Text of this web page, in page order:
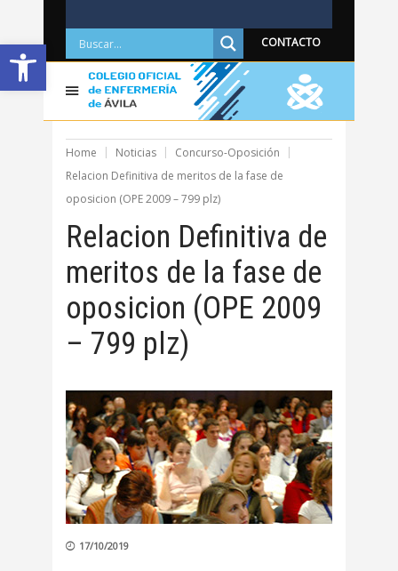
Abrir barra de herramientas CONTACTO
Home Noticias
Concurso-Oposición
Relacion Definitiva de meritos de la fase de
oposicion (OPE 2009 – 799 plz)
Relacion Definitiva de
meritos de la fase de
oposicion (OPE 2009
– 799 plz)
17/10/2019